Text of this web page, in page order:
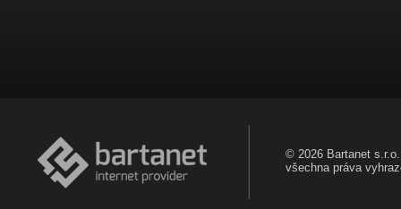
© 2026 Bartanet
všechna práva